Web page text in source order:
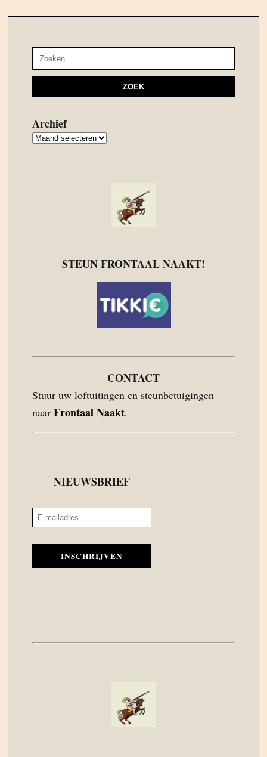
Archief
Archief
STEUN FRONTAAL NAAKT!
CONTACT
Stuur uw loftuitingen en steunbetuigingen
naar Frontaal Naakt.
NIEUWSBRIEF
INSCHRIJVEN